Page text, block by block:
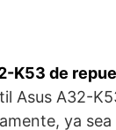
K53 de
Asus A32-
ya sea